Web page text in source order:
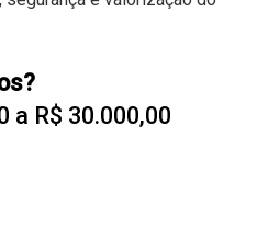
a R$ 30.000,00